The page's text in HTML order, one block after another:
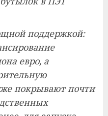
поддержкой:
евро, а
покрывают почти